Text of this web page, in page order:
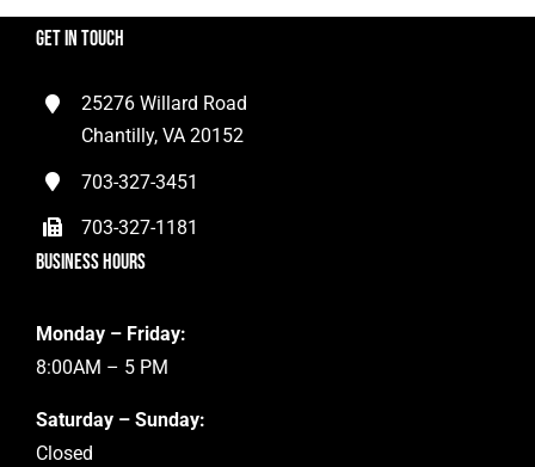
Get In Touch
25276 Willard Road
Chantilly, VA 20152
703-327-3451
703-327-1181
Business Hours
Monday – Friday:
8:00AM – 5 PM
Saturday – Sunday:
Closed